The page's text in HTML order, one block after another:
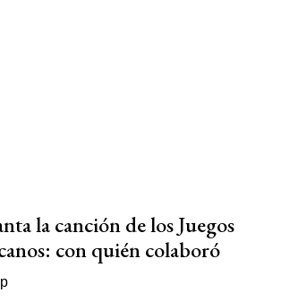
la canción de los Juegos
con quién colaboró